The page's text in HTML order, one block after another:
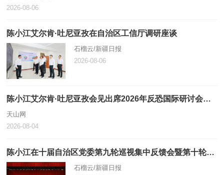
2026-08-06
陈小江艾尔肯·吐尼亚孜在自治区工信厅调研座谈
石榴云/新疆日报
2026-08-06
陈小江艾尔肯·吐尼亚孜会见出席2026年反恐国际研讨会中外嘉宾
天山网
2026-08-04
陈小江在十届自治区党委第九轮巡视集中反馈会暨第十轮巡视动员部署会上强调 不断提高巡视的震慑力穿透力推动力 为建设社会主义现代化新疆提供坚强政治保障
石榴云/新疆日报